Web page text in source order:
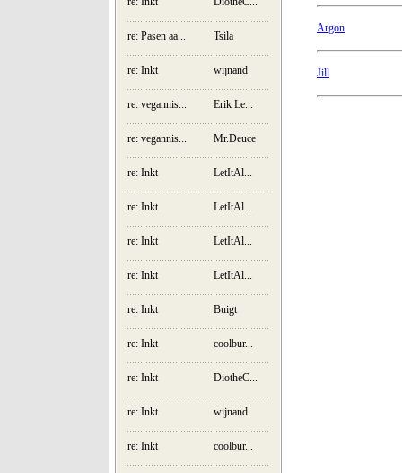
re: Pasen aa... Tsila
re: Inkt wijnand
re: vegannis... Erik Le...
re: vegannis... Mr.Deuce
re: Inkt LetItAl...
re: Inkt LetItAl...
re: Inkt LetItAl...
re: Inkt LetItAl...
re: Inkt Buigt
re: Inkt coolbur...
re: Inkt DiotheC...
re: Inkt wijnand
re: Inkt coolbur...
Argon
Jill